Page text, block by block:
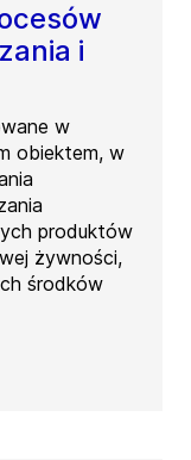
i
w
obiektem, w
produktów
żywności,
środków